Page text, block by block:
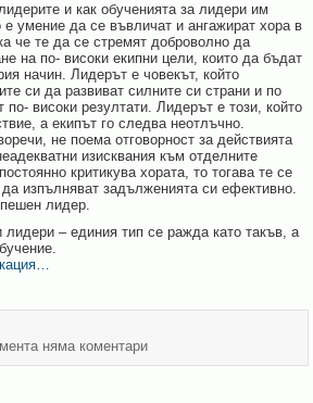
и как обученията за лидери им
е умение да се въвличат и ангажират хора в
че те да се стремят доброволно да
на по- високи екипни цели, които да бъдат
начин. Лидерът е човекът, който
си да развиват силните си страни и по
по- високи резултати. Лидерът е този, който
а екипът го следва неотлъчно.
не поема отговорност за действията
изисквания към отделните
критикува хората, то тогава те се
изпълняват задълженията си ефективно.
лидер.
– единия тип се ражда като такъв, а
няма коментари